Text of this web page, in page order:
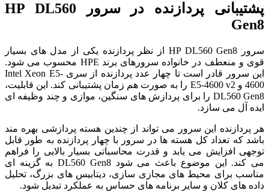
پشتیبانی پردازنده در سرور HP DL560
Gen8
سرور HP DL560 Gen8 از نظر پردازنده یکی از مدل های بسیار
قوی و منعطف در خانواده سرورهای برند HPE محسوب می شود.
این سرور قادر است تا چهار عدد پردازنده از سری Intel Xeon E5-
4600 و E5-4600 v2 را به صورت هم زمان پشتیبانی کند. این قابلیت،
DL560 Gen8 را برای پردازش های سنگین، موازی و چند وظیفه ای
ایده آل می سازد.
هر پردازنده این سرور می تواند از چندین هسته پردازشی بهره مند
باشد که تعداد کل هسته ها در سرور با چهار پردازنده به طور قابل
توجهی افزایش می یابد و قدرت محاسباتی بسیار بالایی را فراهم
می کند. این موضوع باعث می شود DL560 Gen8 به گزینه ای
مناسب برای محیط های مجازی سازی، دیتابیس های بزرگ، تحلیل
داده های کلان و سایر برنامه های حساس به عملکرد تبدیل شود.